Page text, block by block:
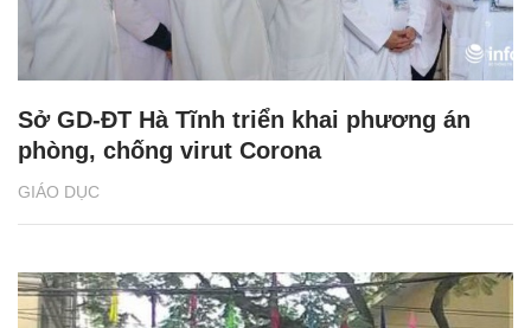
GIÁO DỤC
Sở GD-ĐT Hà Tĩnh triển khai phương án
phòng, chống virut Corona